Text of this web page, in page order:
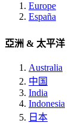
Europe
España
亞洲 & 太平洋
Australia
中国
India
Indonesia
日本